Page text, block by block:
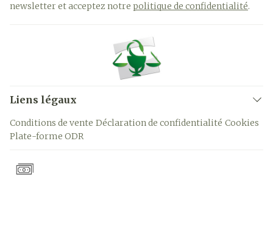
newsletter et acceptez notre politique de confidentialité.
Liens légaux
Conditions de vente Déclaration de confidentialité Cookies
Plate-forme ODR